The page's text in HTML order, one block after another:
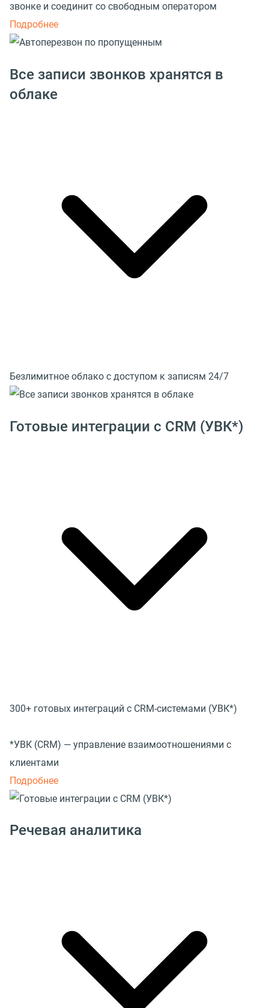
звонке и соединит со свободным оператором
Подробнее
Все записи звонков хранятся в
облаке
Безлимитное облако с доступом к записям 24/7
Готовые интеграции с CRM (УВК*)
300+ готовых интеграций с CRM-системами (УВК*)
*УВК (CRM) — управление взаимоотношениями с
клиентами
Подробнее
Речевая аналитика